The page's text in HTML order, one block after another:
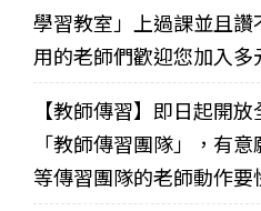
學習教室」上過課並且
用的老師們歡迎您加入
【教師傳習】即日起開
「教師傳習團隊」，有
等傳習團隊的老師動作要